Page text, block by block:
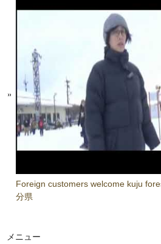
Foreign customers welcome kuju
分県
メニュー